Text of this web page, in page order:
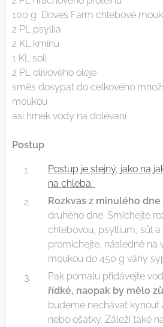
100 g Doves Farm chlebové
2 PL psyllia
2 KL kmínu
1 KL soli
2 PL olivového oleje
směs dosypat do celkového
moukou
asi hrnek vody na dolévaní
Postup
Postup je stejný, jako na
na chleba.
Rozkvas z minulého
druhého dne. Smíchejte
chlebovou, psyllium, sůl a
promíchejte, následně na
moukou do 450 g váhy
Pak pomalu přidávejte
řídké, naopak by mělo
budeme nechávat kynout
nebo ošatky. Záleží také